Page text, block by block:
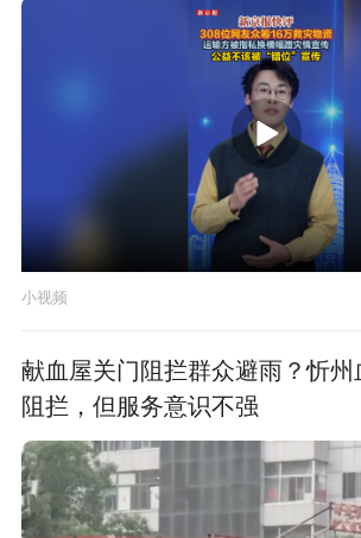
小视频
献血屋关门阻拦群众避雨？忻州
阻拦，但服务意识不强